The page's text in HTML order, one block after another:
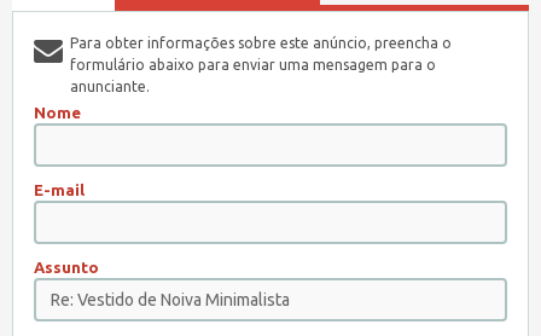
Para obter informações sobre este anúncio, preencha o
formulário abaixo para enviar uma mensagem para o
anunciante.
Nome
E-mail
Assunto